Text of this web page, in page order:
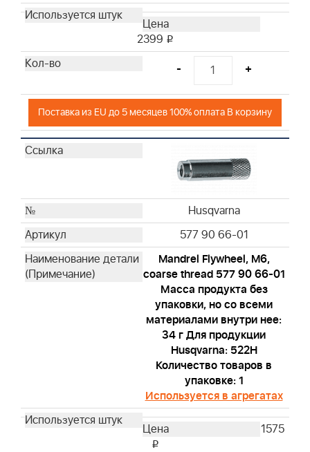
2399 i
- +
Поставка из EU до 5 месяцев 100% оплата В корзину
Husqvarna
577 90 66-01
Mandrel Flywheel, M6,
coarse thread 577 90 66-01
Масса продукта без
упаковки, но со всеми
материалами внутри нее:
34 г Для продукции
Husqvarna: 522H
Количество товаров в
упаковке: 1
Используется в агрегатах
1575
i